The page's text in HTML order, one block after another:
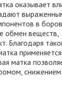
оказывает
в
обмен веществ,
Благодаря
матка